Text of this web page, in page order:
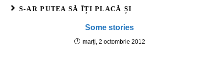
S-AR PUTEA SĂ ÎȚI PLACĂ ȘI
Some stories
marți, 2 octombrie 2012